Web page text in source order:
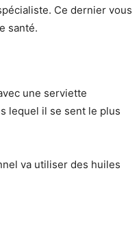
Ce dernier vous
santé.
une serviette
lequel il se sent le plus
va utiliser des huiles